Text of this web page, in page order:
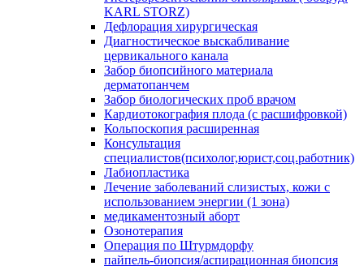
KARL STORZ)
Дефлорация хирургическая
Диагностическое выскабливание
цервикального канала
Забор биопсийного материала
дерматопанчем
Забор биологических проб врачом
Кардиотокография плода (с расшифровкой)
Кольпоскопия расширенная
Консультация
специалистов(психолог,юрист,соц.работник)
Лабиопластика
Лечение заболеваний слизистых, кожи с
использованием энергии (1 зона)
медикаментозный аборт
Озонотерапия
Операция по Штурмдорфу
пайпель-биопсия/аспирационная биопсия